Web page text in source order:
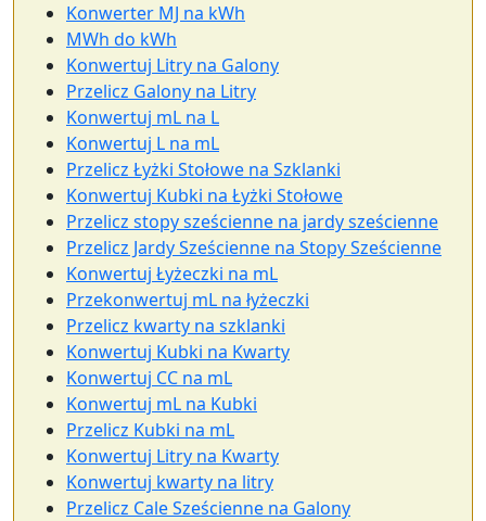
Konwerter MJ na kWh
MWh do kWh
Konwertuj Litry na Galony
Przelicz Galony na Litry
Konwertuj mL na L
Konwertuj L na mL
Przelicz Łyżki Stołowe na Szklanki
Konwertuj Kubki na Łyżki Stołowe
Przelicz stopy sześcienne na jardy sześcienne
Przelicz Jardy Sześcienne na Stopy Sześcienne
Konwertuj Łyżeczki na mL
Przekonwertuj mL na łyżeczki
Przelicz kwarty na szklanki
Konwertuj Kubki na Kwarty
Konwertuj CC na mL
Konwertuj mL na Kubki
Przelicz Kubki na mL
Konwertuj Litry na Kwarty
Konwertuj kwarty na litry
Przelicz Cale Sześcienne na Galony